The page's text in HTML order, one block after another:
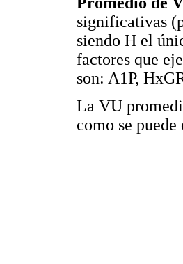
significativas
siendo H el
factores que
son: A1P,
La VU
como se puede